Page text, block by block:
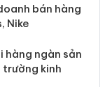
doanh bán
Adidas, Nike